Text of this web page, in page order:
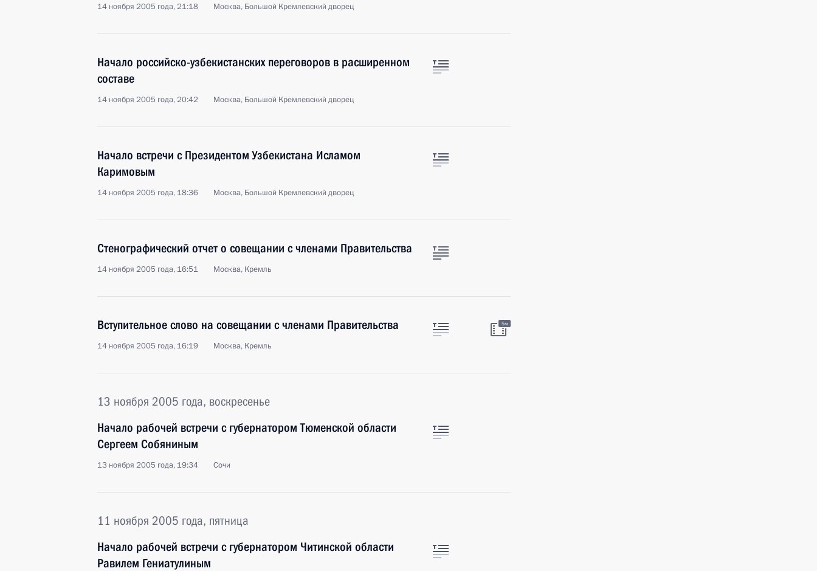
14 ноября 2005 года, 21:18 Москва, Большой Кремлевский дворец
Начало российско-узбекистанских переговоров в расширенном
составе
14 ноября 2005 года, 20:42 Москва, Большой Кремлевский дворец
Начало встречи с Президентом Узбекистана Исламом
Каримовым
14 ноября 2005 года, 18:36 Москва, Большой Кремлевский дворец
Стенографический отчет о совещании с членами Правительства
14 ноября 2005 года, 16:51 Москва, Кремль
Вступительное слово на совещании с членами Правительства
14 ноября 2005 года, 16:19 Москва, Кремль
5м
13 ноября 2005 года, воскресенье
Начало рабочей встречи с губернатором Тюменской области
Сергеем Собяниным
13 ноября 2005 года, 19:34 Сочи
11 ноября 2005 года, пятница
Начало рабочей встречи с губернатором Читинской области
Равилем Гениатулиным